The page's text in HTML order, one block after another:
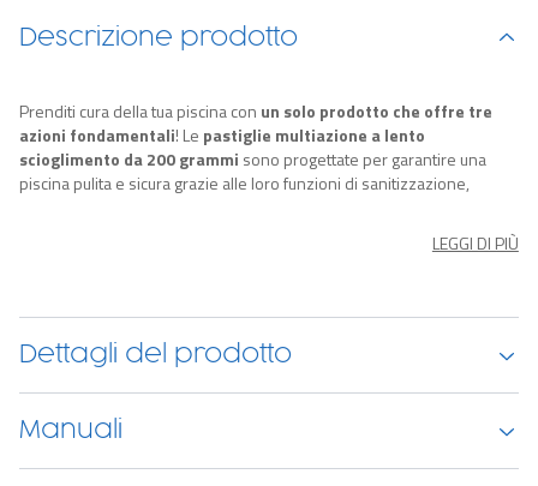
Descrizione prodotto
Prenditi cura della tua piscina con un solo prodotto che offre tre
azioni fondamentali! Le pastiglie multiazione a lento
scioglimento da 200 grammi sono progettate per garantire una
piscina pulita e sicura grazie alle loro funzioni di sanitizzazione,
grandi dimensioni. La loro azione di lento scioglimento consente di
Dosaggio e modalità d'uso
L'uso è estremamente semplice: basta inserire
15 metri cubi d'acqua nella piscina ogni 7 giorni
posizionarle comodamente nel cestello dello skimmer o nei dosatori
LEGGI DI PIÙ
Dettagli del prodotto
Manuali